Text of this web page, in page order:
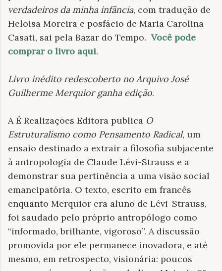
verdadeiros da minha infância, com tradução de
Heloisa Moreira e posfácio de Maria Carolina
Casati, sai pela Bazar do Tempo. Você pode
comprar o livro aqui.
Livro inédito redescoberto no Arquivo José
Guilherme Merquior ganha edição.
A É Realizações Editora publica O
Estruturalismo como Pensamento Radical, um
ensaio destinado a extrair a filosofia subjacente
à antropologia de Claude Lévi-Strauss e a
demonstrar sua pertinência a uma visão social
emancipatória. O texto, escrito em francês
enquanto Merquior era aluno de Lévi-Strauss,
foi saudado pelo próprio antropólogo como
“informado, brilhante, vigoroso”. A discussão
promovida por ele permanece inovadora, e até
mesmo, em retrospecto, visionária: poucos